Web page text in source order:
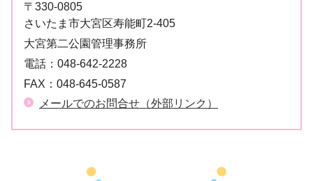
〒330-0805
さいたま市大宮区寿能町2-405
大宮第二公園管理事務所
電話： 048-642-2228
FAX： 048-645-0587
メールでのお問合せ（外部リンク）